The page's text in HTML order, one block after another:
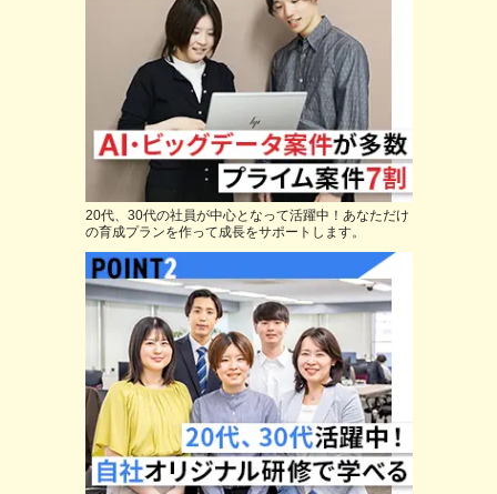
20代、30代の社員が中心となって活躍中！あなただけ
の育成プランを作って成長をサポートします。